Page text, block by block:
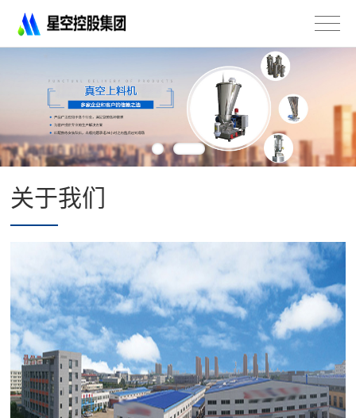
控
限
公
法
兰
管
道
配
件
专
业
关于我们